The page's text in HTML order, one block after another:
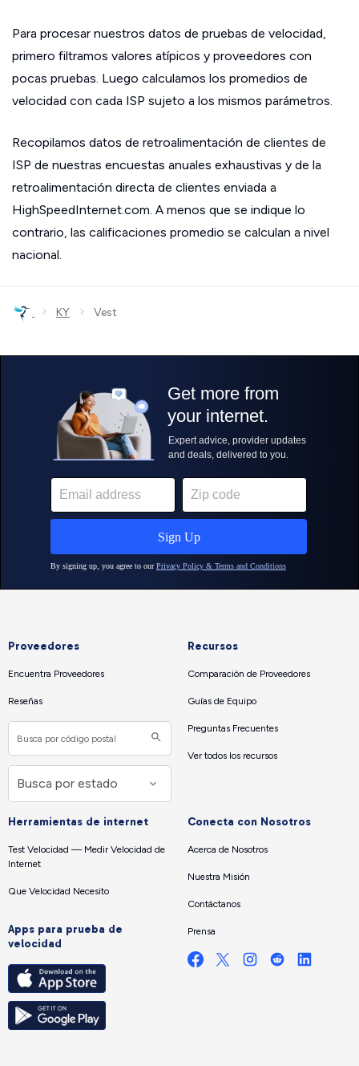
Para procesar nuestros datos de pruebas de velocidad,
primero filtramos valores atípicos y proveedores con
pocas pruebas. Luego calculamos los promedios de
velocidad con cada ISP sujeto a los mismos parámetros.
Recopilamos datos de retroalimentación de clientes de
ISP de nuestras encuestas anuales exhaustivas y de la
retroalimentación directa de clientes enviada a
HighSpeedInternet.com. A menos que se indique lo
contrario, las calificaciones promedio se calculan a nivel
nacional.
› KY › Vest
Proveedores
Encuentra Proveedores
Reseñas
Recursos
Comparación de Proveedores
Guías de Equipo
Preguntas Frecuentes
Ver todos los recursos
Herramientas de internet
Test Velocidad — Medir Velocidad de
Internet
Que Velocidad Necesito
Apps para prueba de
velocidad
Conecta con Nosotros
Acerca de Nosotros
Nuestra Misión
Contáctanos
Prensa